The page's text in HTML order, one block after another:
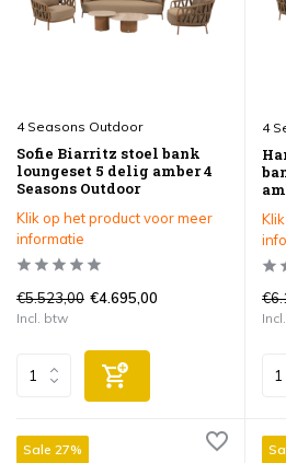
4 Seasons Outdoor
Sofie Biarritz stoel bank
loungeset 5 delig amber 4
Seasons Outdoor
Klik op het product voor meer
informatie
€5.523,00 €4.695,00
Incl. btw
4
Sale 27%